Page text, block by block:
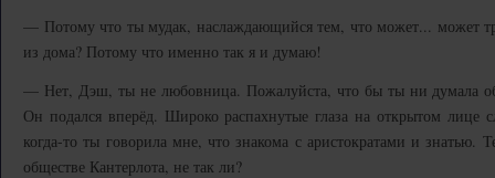
— Потому что ты мудак, наслаждающийся тем, что может... может
из дома? Потому что именно так я и думаю!
— Нет, Дэш, ты не любовница. Пожалуйста, что бы ты ни думала
Он подался вперёд. Широко распахнутые глаза на открытом
когда-то ты говорила мне, что знакома с аристократами и знатью.
обществе Кантерлота, не так ли?